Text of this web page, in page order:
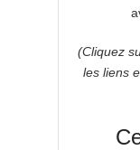
(Cliquez
les liens